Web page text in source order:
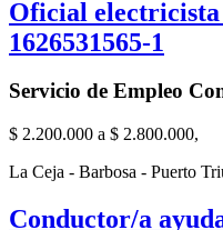
Oficial
1626531565-1
Servicio de Empleo
$ 2.200.000 a $ 2.800.000,
La Ceja - Barbosa - Puerto
Conductor/a